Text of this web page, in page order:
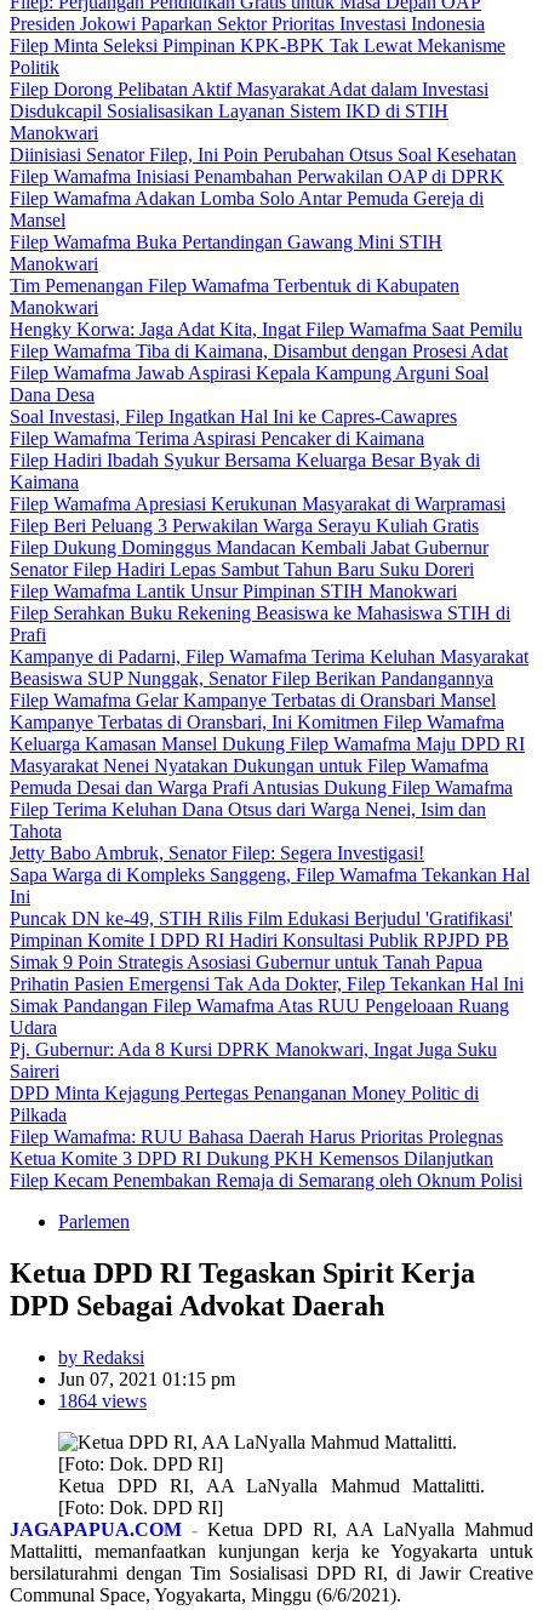
Presiden Jokowi Paparkan Sektor Prioritas Investasi Indonesia
Filep Minta Seleksi Pimpinan KPK-BPK Tak Lewat Mekanisme
Politik
Filep Dorong Pelibatan Aktif Masyarakat Adat dalam Investasi
Disdukcapil Sosialisasikan Layanan Sistem IKD di STIH
Manokwari
Diinisiasi Senator Filep, Ini Poin Perubahan Otsus Soal Kesehatan
Filep Wamafma Inisiasi Penambahan Perwakilan OAP di DPRK
Filep Wamafma Adakan Lomba Solo Antar Pemuda Gereja di
Mansel
Filep Wamafma Buka Pertandingan Gawang Mini STIH
Manokwari
Tim Pemenangan Filep Wamafma Terbentuk di Kabupaten
Manokwari
Hengky Korwa: Jaga Adat Kita, Ingat Filep Wamafma Saat Pemilu
Filep Wamafma Tiba di Kaimana, Disambut dengan Prosesi Adat
Filep Wamafma Jawab Aspirasi Kepala Kampung Arguni Soal
Dana Desa
Soal Investasi, Filep Ingatkan Hal Ini ke Capres-Cawapres
Filep Wamafma Terima Aspirasi Pencaker di Kaimana
Filep Hadiri Ibadah Syukur Bersama Keluarga Besar Byak di
Kaimana
Filep Wamafma Apresiasi Kerukunan Masyarakat di Warpramasi
Filep Beri Peluang 3 Perwakilan Warga Serayu Kuliah Gratis
Filep Dukung Dominggus Mandacan Kembali Jabat Gubernur
Senator Filep Hadiri Lepas Sambut Tahun Baru Suku Doreri
Filep Wamafma Lantik Unsur Pimpinan STIH Manokwari
Filep Serahkan Buku Rekening Beasiswa ke Mahasiswa STIH di
Prafi
Kampanye di Padarni, Filep Wamafma Terima Keluhan Masyarakat
Beasiswa SUP Nunggak, Senator Filep Berikan Pandangannya
Filep Wamafma Gelar Kampanye Terbatas di Oransbari Mansel
Kampanye Terbatas di Oransbari, Ini Komitmen Filep Wamafma
Keluarga Kamasan Mansel Dukung Filep Wamafma Maju DPD RI
Masyarakat Nenei Nyatakan Dukungan untuk Filep Wamafma
Pemuda Desai dan Warga Prafi Antusias Dukung Filep Wamafma
Filep Terima Keluhan Dana Otsus dari Warga Nenei, Isim dan
Tahota
Jetty Babo Ambruk, Senator Filep: Segera Investigasi!
Sapa Warga di Kompleks Sanggeng, Filep Wamafma Tekankan Hal
Ini
Puncak DN ke-49, STIH Rilis Film Edukasi Berjudul 'Gratifikasi'
Pimpinan Komite I DPD RI Hadiri Konsultasi Publik RPJPD PB
Simak 9 Poin Strategis Asosiasi Gubernur untuk Tanah Papua
Prihatin Pasien Emergensi Tak Ada Dokter, Filep Tekankan Hal Ini
Simak Pandangan Filep Wamafma Atas RUU Pengeloaan Ruang
Udara
Pj. Gubernur: Ada 8 Kursi DPRK Manokwari, Ingat Juga Suku
Saireri
DPD Minta Kejagung Pertegas Penanganan Money Politic di
Pilkada
Filep Wamafma: RUU Bahasa Daerah Harus Prioritas Prolegnas
Ketua Komite 3 DPD RI Dukung PKH Kemensos Dilanjutkan
Filep Kecam Penembakan Remaja di Semarang oleh Oknum Polisi
Parlemen
Ketua DPD RI Tegaskan Spirit Kerja
DPD Sebagai Advokat Daerah
by Redaksi
Jun 07, 2021 01:15 pm
1864 views
Ketua DPD RI, AA LaNyalla Mahmud Mattalitti.
[Foto: Dok. DPD RI]
JAGAPAPUA.COM - Ketua DPD RI, AA LaNyalla Mahmud
Mattalitti, memanfaatkan kunjungan kerja ke Yogyakarta untuk
bersilaturahmi dengan Tim Sosialisasi DPD RI, di Jawir Creative
Communal Space, Yogyakarta, Minggu (6/6/2021).